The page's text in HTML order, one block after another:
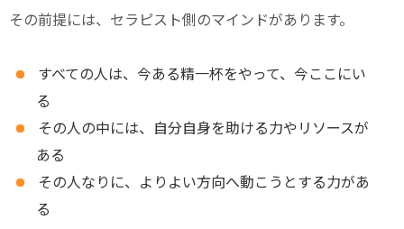
その前提には、セラピスト側のマインドがあります。
すべての人は、今ある精一杯をやって、今ここにい
る
その人の中には、自分自身を助ける力やリソースが
ある
その人なりに、よりよい方向へ動こうとする力があ
る